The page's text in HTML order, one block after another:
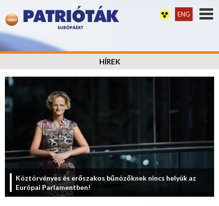
ENG
HÍREK
Köztörvényes és erőszakos bűnözőknek nincs helyük az
Európai Parlamentben!